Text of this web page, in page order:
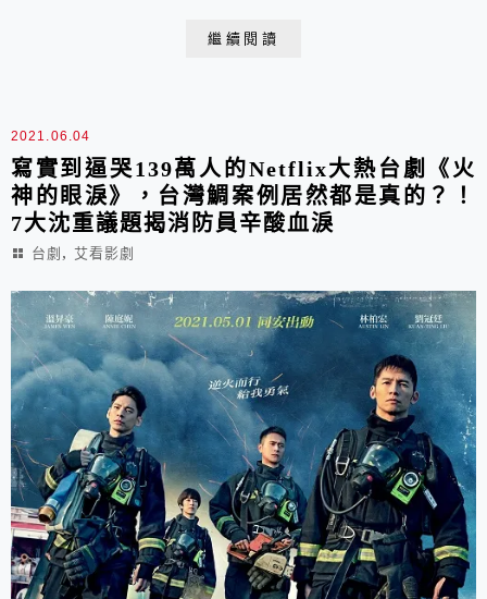
繼續閱讀
2021.06.04
寫實到逼哭139萬人的Netflix大熱台劇《火
神的眼淚》，台灣鯛案例居然都是真的？！
7大沈重議題揭消防員辛酸血淚
台劇 , 艾看影劇